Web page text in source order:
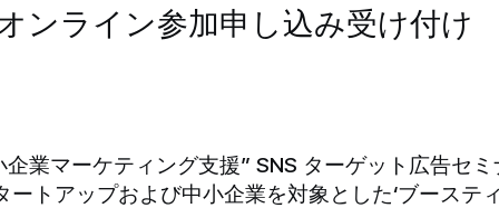
ンライン参加申し込み受け付け
業マーケティング支援” SNS ターゲット広告セ
トアップおよび中小企業を対象とした‘ブーステ